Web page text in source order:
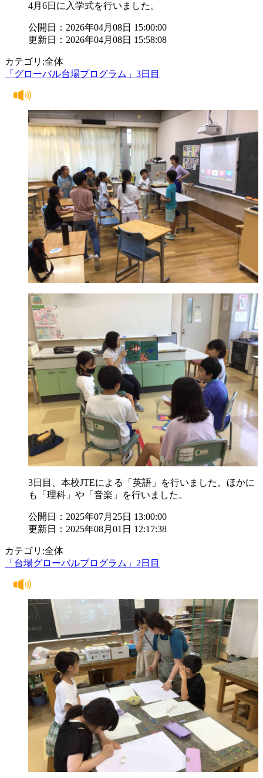
4月6日に入学式を行いました。
公開日：2026年04月08日 15:00:00
更新日：2026年04月08日 15:58:08
カテゴリ:全体
「グローバル台場プログラム」3日目
3日目、本校JTEによる「英語」を行いました。ほかに
も「理科」や「音楽」を行いました。
公開日：2025年07月25日 13:00:00
更新日：2025年08月01日 12:17:38
カテゴリ:全体
「台場グローバルプログラム」2日目